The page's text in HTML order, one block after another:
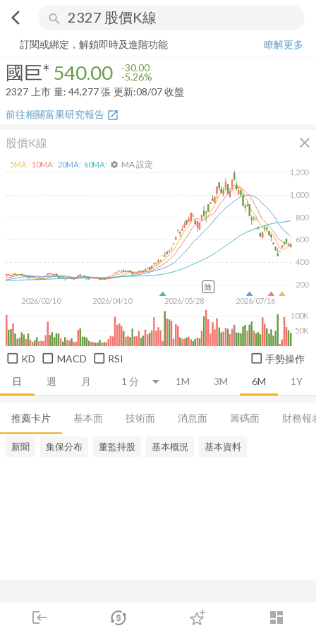
arrow_back_ios search
login dashboard
市場 登入
國巨* 540.00 -5.26%
訂閱或綁定，解鎖即時及進階功能
瞭解更多
國巨* 540.00 -30.00
-5.26%
2327 上市 量: 44,277張 更新:08/07 收盤
前往相關富果研究報告 open_in_new
股價K線 close
日 週 月 1M 3M 6M 1Y
2026/02/10 2026/04/10 2026/05/28 2026/07/16
200
400
600
800
1,000
1,200
50K
100K
5MA: 10MA: 20MA: 60MA: settings MA 設定
除
KD MACD RSI 手勢操作
推薦卡片 基本面 技術面 消息面 籌碼面 財務報
新聞 集保分布 董監持股 基本概況 基本資料